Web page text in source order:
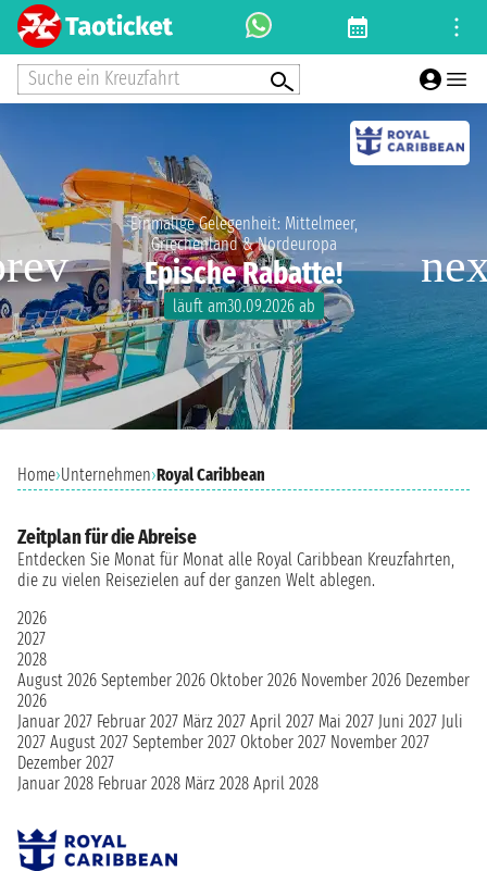
Suche ein Kreuzfahrt
Einmalige Gelegenheit: Mittelmeer,
Griechenland & Nordeuropa
Epische Rabatte!
läuft am30.09.2026 ab
Home›Unternehmen›Royal Caribbean
Zeitplan für die Abreise
Entdecken Sie Monat für Monat alle Royal Caribbean Kreuzfahrten,
die zu vielen Reisezielen auf der ganzen Welt ablegen.
2026
2027
2028
August 2026 September 2026 Oktober 2026 November 2026 Dezember
2026
Januar 2027 Februar 2027 März 2027 April 2027 Mai 2027 Juni 2027 Juli
2027 August 2027 September 2027 Oktober 2027 November 2027
Dezember 2027
Januar 2028 Februar 2028 März 2028 April 2028